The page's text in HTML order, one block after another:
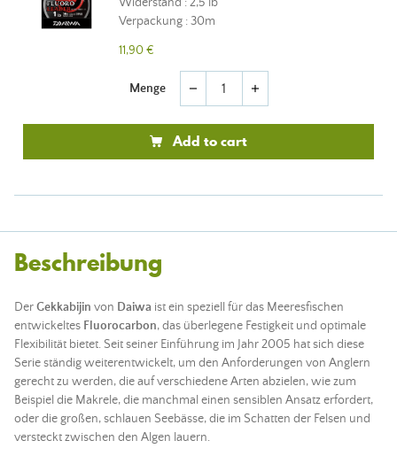
Verpackung : 30m
11,90 €
Menge remove add
Add to cart
Beschreibung
DerGekkabijin von Daiwa ist ein speziell für das Meeresfischen
entwickeltes Fluorocarbon, das überlegene Festigkeit und optimale
Flexibilität bietet. Seit seiner Einführung im Jahr 2005 hat sich diese
Serie ständig weiterentwickelt, um den Anforderungen von Anglern
gerecht zu werden, die auf verschiedene Arten abzielen, wie zum
Beispiel die Makrele, die manchmal einen sensiblen Ansatz erfordert,
oder die großen, schlauen Seebässe, die im Schatten der Felsen und
versteckt zwischen den Algen lauern.